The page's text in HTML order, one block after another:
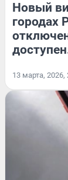
Новый
городах
13 марта, 2026,